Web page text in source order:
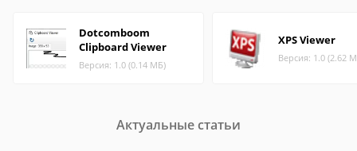
Dotcomboom
Clipboard Viewer
Версия: 1.0 (0.14 МБ)
XPS Viewer
Версия: 1.0 (2.62
Актуальные статьи